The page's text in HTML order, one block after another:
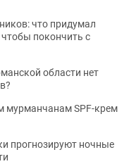
что придумал
покончить с
области нет
мурманчанам SPF-крем
прогнозируют ночные